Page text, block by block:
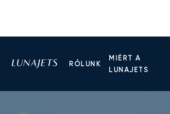
RÓLUNK
MIÉRT A
LUNAJETS